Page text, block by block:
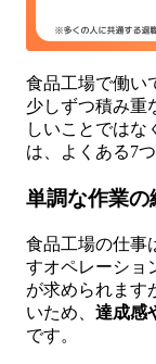
食品工場で働い
少しずつ積み重
しいことではな
は、よくある7
単調な作業
食品工場の仕事
すオペレーショ
が求められます
いため、 達成感
です。